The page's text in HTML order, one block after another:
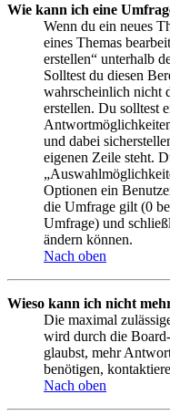
Wie kann ich eine
Wenn du ein neues
eines Themas
erstellen“ unterhalb
Solltest du diesen
wahrscheinlich nicht
erstellen. Du solltest
und dabei
eigenen Zeile steht.
Optionen ein
die Umfrage gilt (0
Umfrage) und
ändern können.
Nach oben
Wieso kann ich nicht
Die maximal
wird durch die
glaubst, mehr
benötigen,
Nach oben